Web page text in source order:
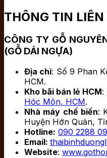
THÔNG TIN LIÊN
CÔNG TY GỖ
(GỖ DÁI NGỰA)
Địa chỉ: Số 9 Phan
HCM.
Kho bãi bán lẻ HCM:
Hóc Môn, HCM.
Nhà máy chế biến:
Huyện Hớn Quản,
Hotline: 090 2288
Email:
Website: